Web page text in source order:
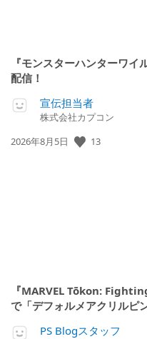
『モンスターハンターワイ
配信！
宣伝担当者
株式会社カプコン
公
2026年8月5日 13
『MARVEL Tōkon:
で「デフォルメアクリルピ
PS Blogスタッフ